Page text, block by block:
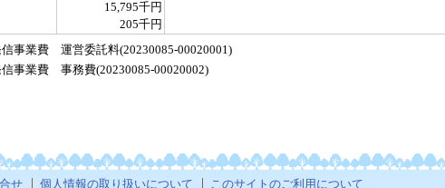
15,795千円
205千円
事業費 運営委託料(20230085-00020001)
事業費 事務費(20230085-00020002)
せ 個人情報の取り扱いについて このサイトのご利用について